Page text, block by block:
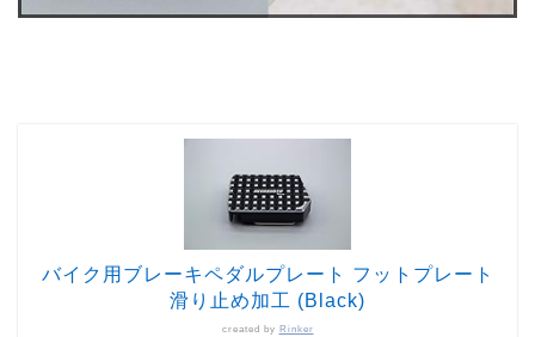
バイク用ブレーキペダルプレート フットプレート
滑り止め加工 (Black)
created by Rinker